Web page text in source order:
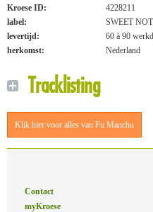
Kroese ID:
4228211
label:
SWEET
levertijd:
60 à 90
herkomst:
Nederland
Tracklisting
Klik hier voor alles van Fu Manchu
Contact
myKroese